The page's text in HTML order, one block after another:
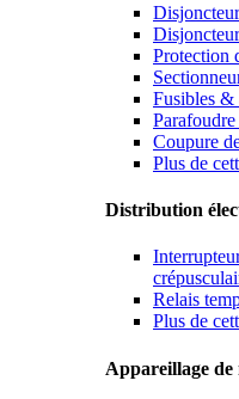
Protection
Fusibles &
Coupure
Plus de
Distribution
Relais
Plus de
Appareillage de